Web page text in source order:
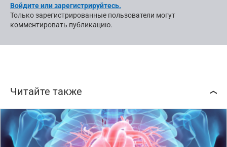
Войдите или зарегистрируйтесь.
Только зарегистрированные пользователи могут
комментировать публикацию.
Читайте также